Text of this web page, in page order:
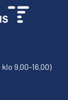
9.00-16.00)